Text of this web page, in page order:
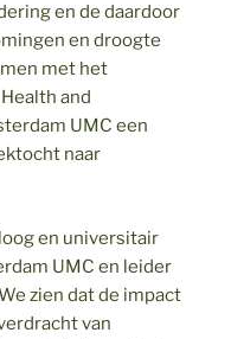
en de daardoor
en droogte
met het
and
UMC een
naar
en universitair
UMC en leider
zien dat de impact
van